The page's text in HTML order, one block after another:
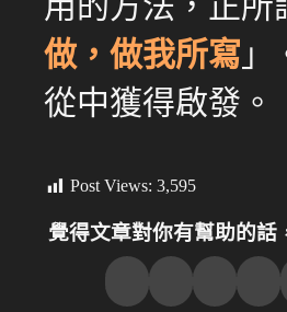
做，做我所寫
從中獲得啟發。
Post Views: 3,595
覺得文章對你有幫助的話